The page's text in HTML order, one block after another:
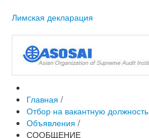
Лимская декларация
Главная /
Отбор на вакантную должность
Объявления /
СООБЩЕНИЕ